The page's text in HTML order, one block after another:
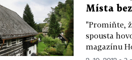
Místa
"Promiňte,
spousta
magazínu